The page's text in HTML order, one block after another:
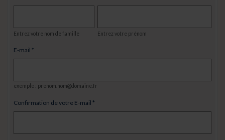
Entrez votre nom de famille Entrez votre prénom
E-mail
exemple : prenom.nom@domaine.fr
Confirmation de votre E-mail